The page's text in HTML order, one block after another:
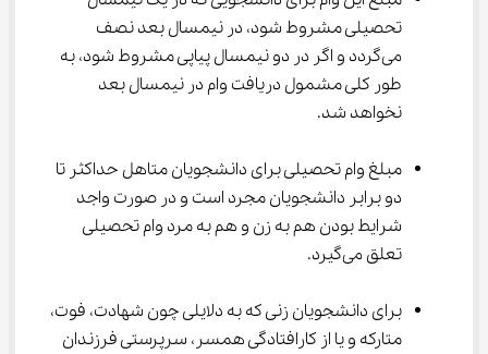
تحصیلی مشروط شود، در نیمسال بعد نصف
می‌گردد و اگر در دو نیمسال پیاپی مشروط شود، به
طور کلی مشمول دریافت وام در نیمسال بعد
نخواهد شد.
مبلغ وام تحصیلی برای دانشجویان متاهل حداکثر تا
دو برابر دانشجویان مجرد است و در صورت واجد
شرایط بودن هم به زن و هم به مرد وام تحصیلی
تعلق می‌گیرد.
برای دانشجویان زنی که به دلایلی چون شهادت، فوت،
متارکه و یا از کارافتادگی همسر، سرپرستی فرزندان